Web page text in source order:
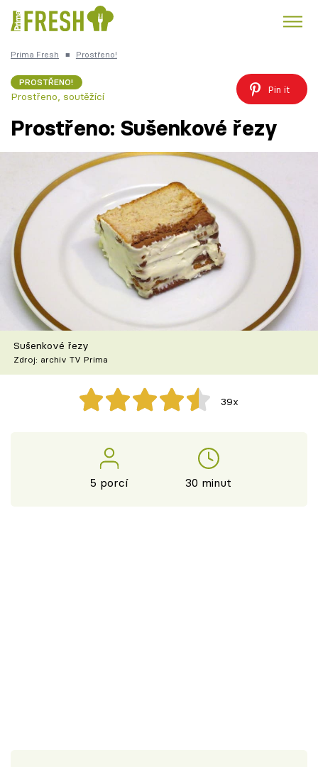
Česká kuchyně
Témata
Recepty
Články
TV Program
Škola vaření
Recepty z TV
Speciál: Cuketa
Sledujte prima+
Prima Fresh ■ Prostřeno!
PROSTŘENO!
Prostřeno, soutěžící
Pin it
Prostřeno: Sušenkové řezy
Sušenkové řezy
Zdroj: archiv TV Prima
39x
5 porcí 30 minut